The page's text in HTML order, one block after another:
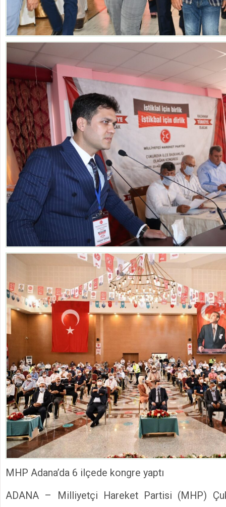
MHP Adana’da 6 ilçede kongre yaptı
ADANA – Milliyetçi Hareket Partisi (MHP)